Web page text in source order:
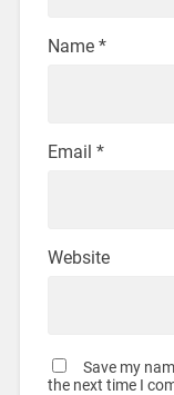
Name *
Email *
Website
Save my
the next time I